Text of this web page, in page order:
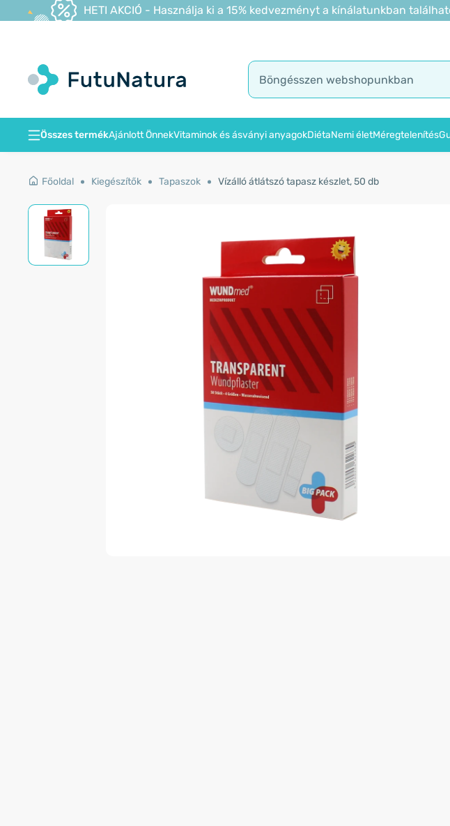
HETI AKCIÓ - Használja ki a 15% kedvezményt a kínálatunkban
Összes termékAjánlott ÖnnekVitaminok és ásványi anyagokDiétaNemi életMéregtelenítés
Főoldal Kiegészítők Tapaszok Vízálló átlátszó tapasz készlet, 50 db